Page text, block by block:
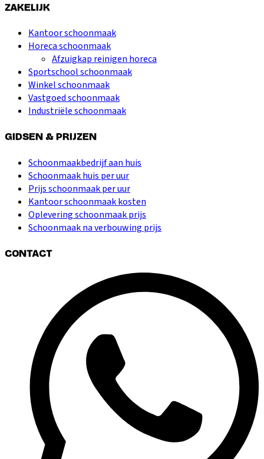
ZAKELIJK
Kantoor schoonmaak
Horeca schoonmaak
Afzuigkap reinigen horeca
Sportschool schoonmaak
Winkel schoonmaak
Vastgoed schoonmaak
Industriële schoonmaak
GIDSEN & PRIJZEN
Schoonmaakbedrijf aan huis
Schoonmaak huis per uur
Prijs schoonmaak per uur
Kantoor schoonmaak kosten
Oplevering schoonmaak prijs
Schoonmaak na verbouwing prijs
CONTACT